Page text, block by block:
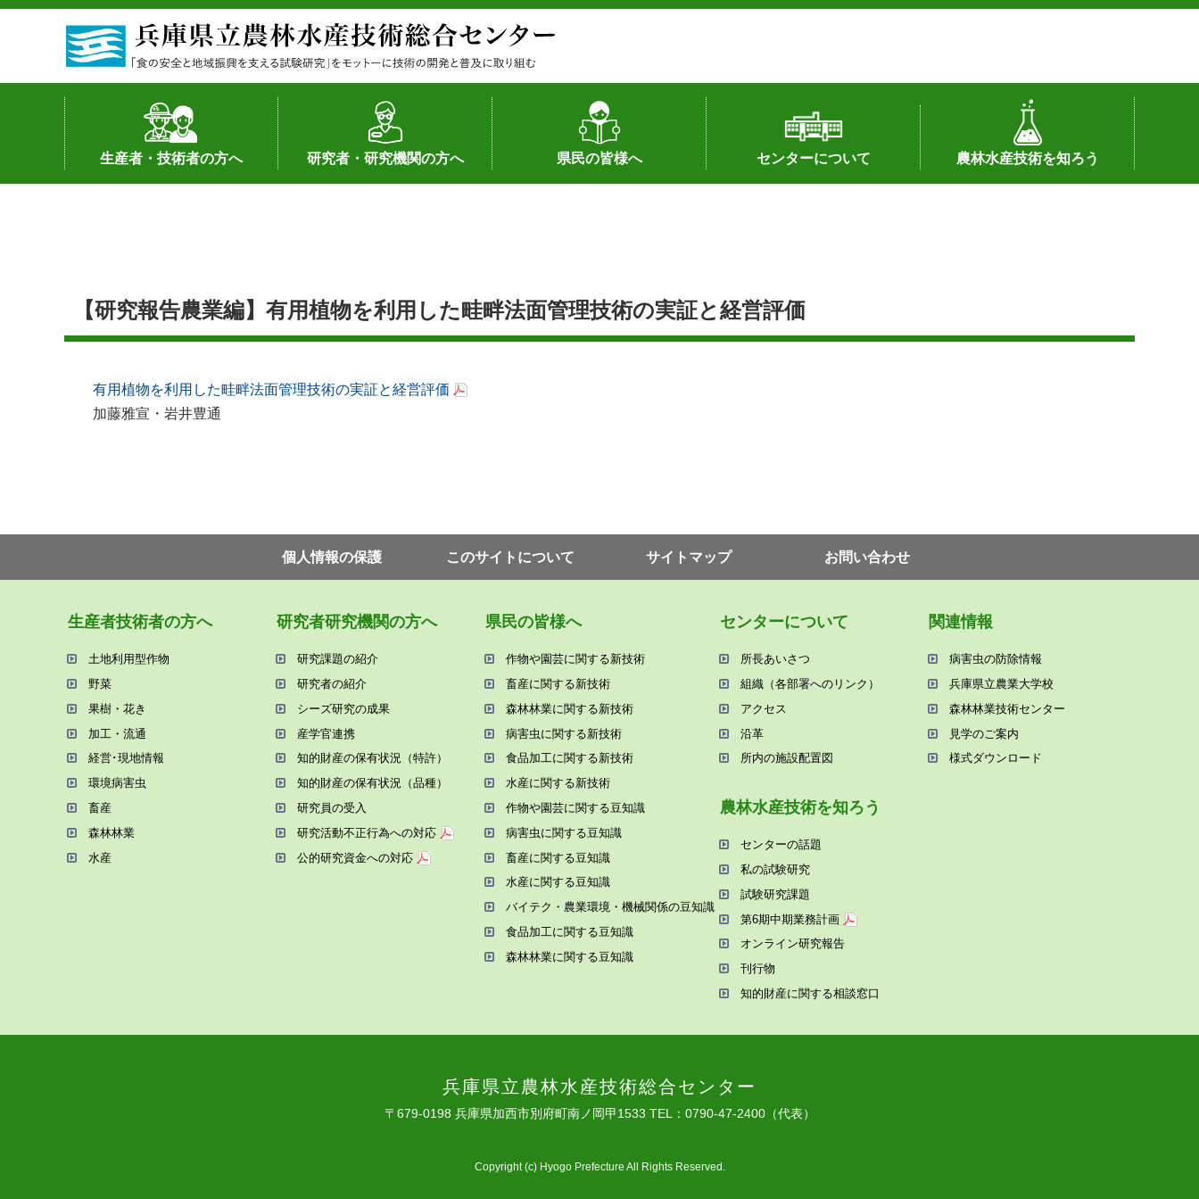
生産者・技術者の方へ
土地利用型作物
野菜
果樹・花き
加工・流通
経営･現地情報
環境病害虫
畜産
森林林業
水産
基幹種雄牛の紹介
研究者・研究機関の方へ
研究者の紹介
シーズ研究の成果
産学官連携
知的財産の保有状況（特許）
知的財産の保有状況（品種）
研究員の受入
研究活動不正行為への対応
公的研究資金への対応
県民の皆様へ
作物や園芸に関する新技術
畜産に関する新技術
森林林業に関する新技術
病害虫に関する新技術
食品加工に関する新技術
水産に関する新技術
作物や園芸に関する豆知識
病害虫に関する豆知識
畜産に関する豆知識
水産に関する豆知識
バイテク・農業環境・機械関係
食品加工に関する豆知識
森林林業に関する豆知識
センターについて
所長あいさつ
組織（各部署へのリンク）
アクセス
沿革
所内の施設配置図
農林水産技術を知ろう
センターの話題
私の試験研究
試験研究課題
第6期中期業務計画
オンライン研究報告
刊行物
知的財産に関する相談窓口
【研究報告農業編】有用植物を利用した畦畔法面管理技術の実証と経営評価
有用植物を利用した畦畔法面管理技術の実証と経営評価
加藤雅宣・岩井豊通
個⼈情報の保護 このサイトについて サイトマップ お問い合わせ
⽣産者技術者の⽅へ
⼟地利⽤型作物
野菜
果樹・花き
加⼯・流通
経営･現地情報
環境病害⾍
畜産
森林林業
⽔産
研究者研究機関の⽅へ
研究課題の紹介
研究者の紹介
シーズ研究の成果
産学官連携
知的財産の保有状況（特許）
知的財産の保有状況（品種）
研究員の受⼊
研究活動不正⾏為への対応
公的研究資金への対応
県⺠の皆様へ
作物や園芸に関する新技術
畜産に関する新技術
森林林業に関する新技術
病害⾍に関する新技術
⾷品加⼯に関する新技術
⽔産に関する新技術
作物や園芸に関する⾖知識
病害⾍に関する⾖知識
畜産に関する⾖知識
⽔産に関する⾖知識
バイテク・農業環境・機械関係の⾖知識
⾷品加⼯に関する⾖知識
森林林業に関する⾖知識
センターについて
所⻑あいさつ
組織（各部署へのリンク）
アクセス
沿⾰
所内の施設配置図
農林⽔産技術を知ろう
センターの話題
私の試験研究
試験研究課題
第6期中期業務計画
オンライン研究報告
刊⾏物
知的財産に関する相談窓⼝
関連情報
病害⾍の防除情報
兵庫県⽴農業⼤学校
森林林業技術センター
⾒学のご案内
様式ダウンロード
兵庫県⽴農林⽔産技術総合センター
〒679-0198 兵庫県加⻄市別府町南ノ岡甲1533 TEL：0790-47-2400（代表）
Copyright (c) Hyogo Prefecture All Rights Reserved.